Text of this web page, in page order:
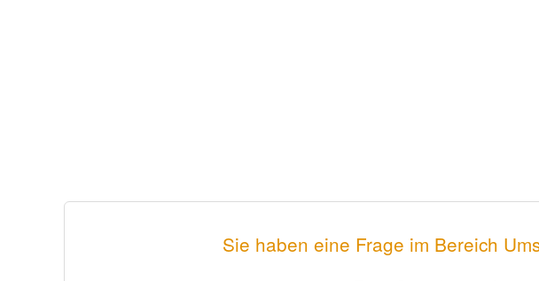
Sie haben eine Frage im Bereich